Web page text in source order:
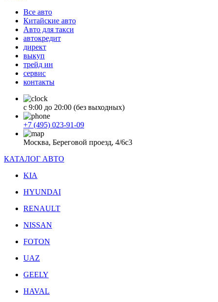
Все авто
Китайские авто
Авто для такси
автокредит
директ
выкуп
трейд ин
сервис
контакты
с 9:00 до 20:00 (без выходных)
+7 (495) 023-91-09
Москва, Береговой проезд, 4/6с3
КАТАЛОГ АВТО
KIA
HYUNDAI
RENAULT
NISSAN
FOTON
UAZ
GEELY
HAVAL